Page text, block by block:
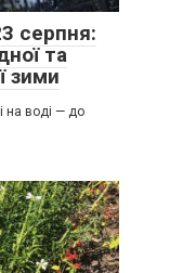
серпня:
та
зими
на воді — до